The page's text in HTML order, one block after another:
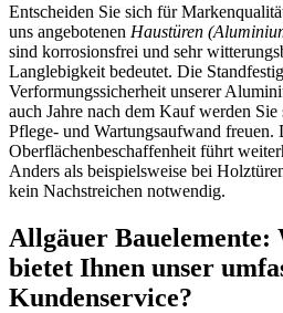
Entscheiden Sie sich für
uns angebotenen Haustüren
sind korrosionsfrei und sehr
Langlebigkeit bedeutet. Die
Verformungssicherheit unserer
auch Jahre nach dem Kauf werden
Pflege- und Wartungsaufwand freuen.
Oberflächenbeschaffenheit führt
Anders als beispielsweise bei
kein Nachstreichen notwendig.
Allgäuer Bauelemente:
bietet Ihnen unser
Kundenservice?